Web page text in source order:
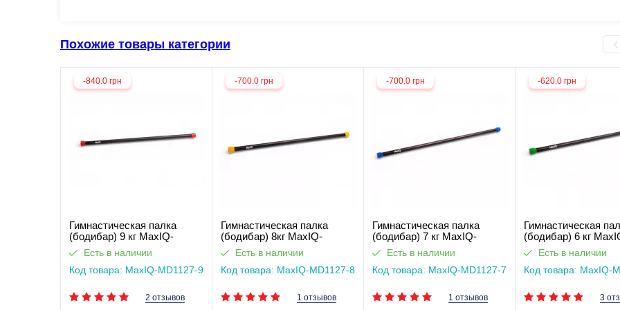
Похожие товары категории
-840.0 грн
Гимнастическая палка
(бодибар) 9 кг MaxIQ-
MD1127
Есть в наличии
Код товара: MaxIQ-MD1127-9
2 отзывов
-700.0 грн
Гимнастическая палка
(бодибар) 8кг MaxIQ-
MD1127
Есть в наличии
Код товара: MaxIQ-MD1127-8
1 отзывов
-700.0 грн
Гимнастическая палка
(бодибар) 7 кг MaxIQ-
MD1127
Есть в наличии
Код товара: MaxIQ-MD1127-7
1 отзывов
-620.0 грн
Гимнастическая
(бодибар) 6 кг
MD1127
Есть в наличии
Код товара: MaxIQ-
3